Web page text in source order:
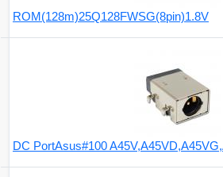
ROM(128m)25Q128FWSG(8pin)1.8V
DC PortAsus#100